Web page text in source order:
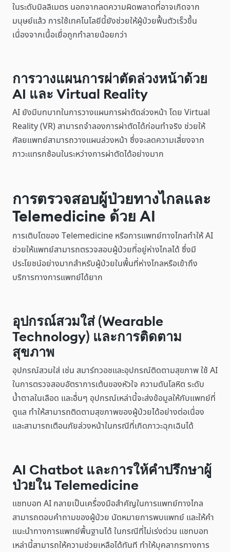
ในระดับมิลลิเมตร นอกจากลดความผิดพลาดที่อาจเกิดจาก
มนุษย์แล้ว การใช้เทคโนโลยีนี้ยังช่วยให้ผู้ป่วยฟื้นตัวเร็วขึ้น
เนื่องจากเนื้อเยื่อถูกทำลายน้อยกว่า
การวางแผนการผ่าตัดล่วงหน้าด้วย
AI และ Virtual Reality
AI ยังมีบทบาทในการวางแผนการผ่าตัดล่วงหน้า โดย Virtual
Reality (VR) สามารถจำลองการผ่าตัดได้ก่อนทำจริง ช่วยให้
ศัลยแพทย์สามารถวางแผนล่วงหน้า ซึ่งจะลดความเสี่ยงจาก
ภาวะแทรกซ้อนในระหว่างการผ่าตัดได้อย่างมาก
การตรวจสอบผู้ป่วยทางไกลและ
Telemedicine ด้วย AI
การเติบโตของ Telemedicine หรือการแพทย์ทางไกลทำให้ AI
ช่วยให้แพทย์สามารถตรวจสอบผู้ป่วยที่อยู่ห่างไกลได้ ซึ่งมี
ประโยชน์อย่างมากสำหรับผู้ป่วยในพื้นที่ห่างไกลหรือเข้าถึง
บริการทางการแพทย์ได้ยาก
อุปกรณ์สวมใส่ (Wearable
Technology) และการติดตาม
สุขภาพ
อุปกรณ์สวมใส่ เช่น สมาร์ทวอชและอุปกรณ์ติดตามสุขภาพ ใช้ AI
ในการตรวจสอบอัตราการเต้นของหัวใจ ความดันโลหิต ระดับ
น้ำตาลในเลือด และอื่นๆ อุปกรณ์เหล่านี้จะส่งข้อมูลให้กับแพทย์ที่
ดูแล ทำให้สามารถติดตามสุขภาพของผู้ป่วยได้อย่างต่อเนื่อง
และสามารถเตือนภัยล่วงหน้าในกรณีที่เกิดภาวะฉุกเฉินได้
AI Chatbot และการให้คำปรึกษาผู้
ป่วยใน Telemedicine
แชทบอท AI กลายเป็นเครื่องมือสำคัญในการแพทย์ทางไกล
สามารถตอบคำถามของผู้ป่วย นัดหมายการพบแพทย์ และให้คำ
แนะนำทางการแพทย์พื้นฐานได้ ในกรณีที่ไม่เร่งด่วน แชทบอท
เหล่านี้สามารถให้ความช่วยเหลือได้ทันที ทำให้บุคลากรทางการ